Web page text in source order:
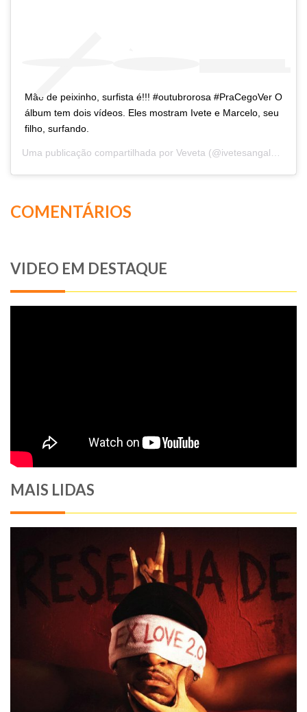
Mãe de peixinho, surfista é!!! #outubrorosa #PraCegoVer O
álbum tem dois vídeos. Eles mostram Ivete e Marcelo, seu
filho, surfando.
Uma publicação compartilhada por Veveta (@ivetesangalo) em
COMENTÁRIOS
VIDEO EM DESTAQUE
MAIS LIDAS